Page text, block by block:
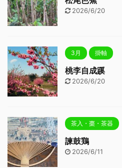
2026/6/20
3月 掛軸
桃李自成蹊
2026/6/20
茶入・棗・茶器
諫鼓鶏
2026/6/11